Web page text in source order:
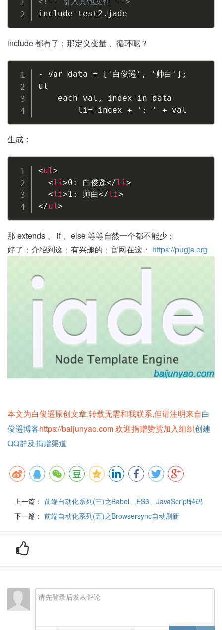
include test2.jade
include 都有了；那定义变量 、循环呢？
- var data = ['白俊遥', '帅白'];
ul
    each val, index in data
        li= index + ': ' + val
生成：
<ul>
<li>0: 白俊遥</li>
<li>1: 帅白</li>
</ul>
那 extends 、 if 、else 等等自然一个都不能少；
好了；介绍到这；有兴趣的；官网在这： https://pugjs.org
本文为白俊遥原创文章,转载无需和我联系,但请注明来自白
俊遥博客https://baijunyao.com 欢迎捐赠赞赏加入组织创建
QQ群及捐赠渠道
上一篇： 前端自动化系列(三)之Babel、ES6、JavaScript转码
下一篇： 前端自动化系列(五)之Browsersync自动刷新
请先登录后发表评论